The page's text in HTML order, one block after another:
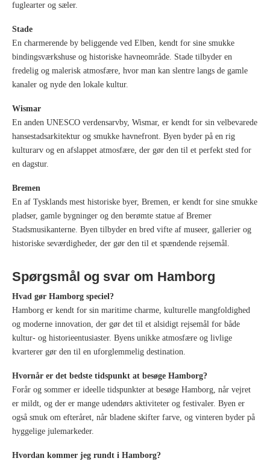
fuglearter og sæler.
Stade
En charmerende by beliggende ved Elben, kendt for sine smukke
bindingsværkshuse og historiske havneområde. Stade tilbyder en
fredelig og malerisk atmosfære, hvor man kan slentre langs de gamle
kanaler og nyde den lokale kultur.
Wismar
En anden UNESCO verdensarvby, Wismar, er kendt for sin velbevarede
hansestadsarkitektur og smukke havnefront. Byen byder på en rig
kulturarv og en afslappet atmosfære, der gør den til et perfekt sted for
en dagstur.
Bremen
En af Tysklands mest historiske byer, Bremen, er kendt for sine smukke
pladser, gamle bygninger og den berømte statue af Bremer
Stadsmusikanterne. Byen tilbyder en bred vifte af museer, gallerier og
historiske seværdigheder, der gør den til et spændende rejsemål.
Spørgsmål og svar om Hamborg
Hvad gør Hamborg speciel?
Hamborg er kendt for sin maritime charme, kulturelle mangfoldighed
og moderne innovation, der gør det til et alsidigt rejsemål for både
kultur- og historieentusiaster. Byens unikke atmosfære og livlige
kvarterer gør den til en uforglemmelig destination.
Hvornår er det bedste tidspunkt at besøge Hamborg?
Forår og sommer er ideelle tidspunkter at besøge Hamborg, når vejret
er mildt, og der er mange udendørs aktiviteter og festivaler. Byen er
også smuk om efteråret, når bladene skifter farve, og vinteren byder på
hyggelige julemarkeder.
Hvordan kommer jeg rundt i Hamborg?